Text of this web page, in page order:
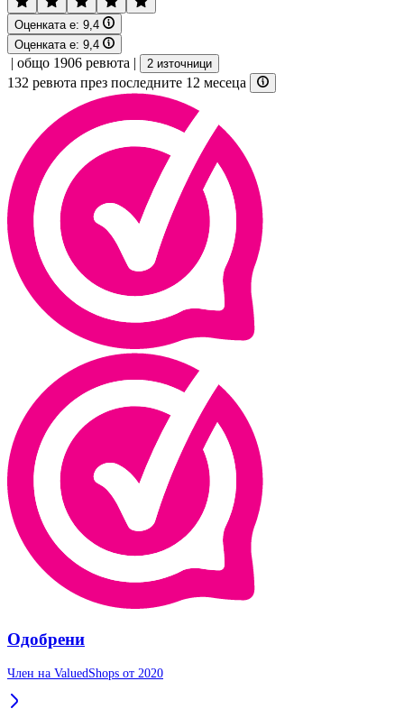
Оценката е: 9,4
Оценката е: 9,4
| общо 1906 ревюта | 2 източници
132 ревюта през последните 12 месеца
Одобрени
Член на ValuedShops от 2020